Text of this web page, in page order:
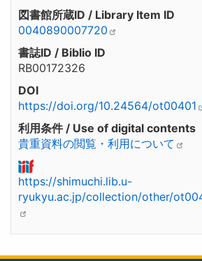
図書館所蔵ID / Library Item ID
0040890007720
書誌ID / Biblio ID
RB00172326
DOI
https://doi.org/10.24564/ot00401
利用条件 / Use of digital contents
貴重資料の閲覧・利用について
https://shimuchi.lib.u-
ryukyu.ac.jp/collection/other/